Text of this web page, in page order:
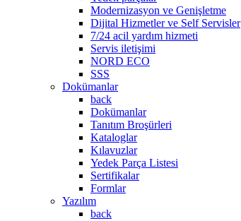
Modernizasyon ve Genişletme
Dijital Hizmetler ve Self Servisler
7/24 acil yardım hizmeti
Servis iletişimi
NORD ECO
SSS
Dokümanlar
back
Dokümanlar
Tanıtım Broşürleri
Kataloglar
Kılavuzlar
Yedek Parça Listesi
Sertifikalar
Formlar
Yazılım
back